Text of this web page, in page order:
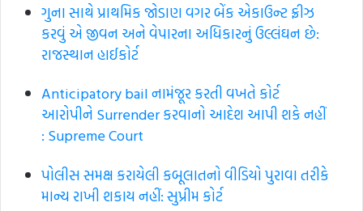
ગુના સાથે પ્રાથમિક જોડાણ વગર બેંક એકાઉન્ટ ફ્રીઝ
કરવું એ જીવન અને વેપારના અધિકારનું ઉલ્લંઘન છે:
રાજસ્થાન હાઈકોર્ટ
Anticipatory bail નામંજૂર કરતી વખતે કોર્ટ
આરોપીને Surrender કરવાનો આદેશ આપી શકે નહીં
: Supreme Court
પોલીસ સમક્ષ કરાયેલી કબૂલાતનો વીડિયો પુરાવા તરીકે
માન્ય રાખી શકાય નહીં: સુપ્રીમ કોર્ટ